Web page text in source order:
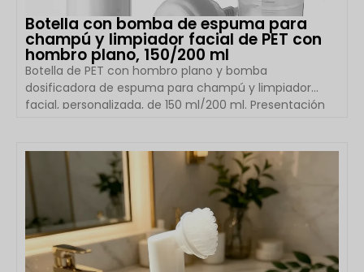
Botella con bomba de espuma para
champú y limpiador facial de PET con
hombro plano, 150/200 ml
Botella de PET con hombro plano y bomba
dosificadora de espuma para champú y limpiador
facial, personalizada, de 150 ml/200 ml. Presentación
Hangzhou Boyu Packaging está diseñada para marcas
modernas de cuidado de la piel y cuidado personal.
Con un diseño limpio de hombros planos, un cuerpo
de PET liviano y un sistema de bomba de espuma de
alta calidad, esta solución de empaque es ideal para
limpiadores faciales, […]
VER DETALLES